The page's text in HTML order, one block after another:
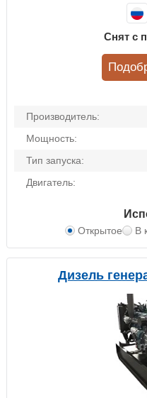
Производитель:
Мощность:
Тип запуска:
Двигатель:
Открытое В
Снят с
Дизель